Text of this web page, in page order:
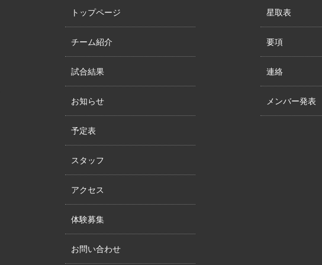
トップページ
チーム紹介
試合結果
お知らせ
予定表
スタッフ
アクセス
体験募集
お問い合わせ
星取表
要項
連絡
メンバー発表